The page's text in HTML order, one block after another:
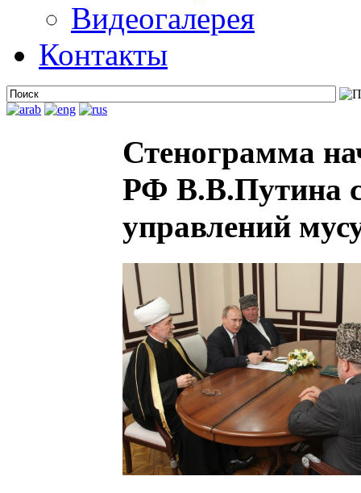
Видеогалерея
Контакты
Стенограмма
РФ В.В.Путина
управлений